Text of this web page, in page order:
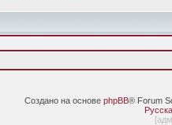
Создано на основе phpBB® Forum
[